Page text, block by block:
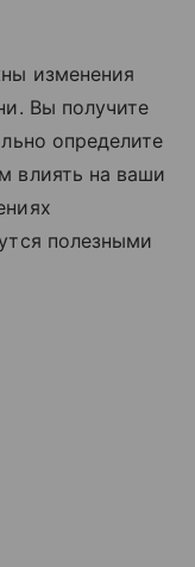
изменения
Вы получите
определите
влиять на ваши
полезными